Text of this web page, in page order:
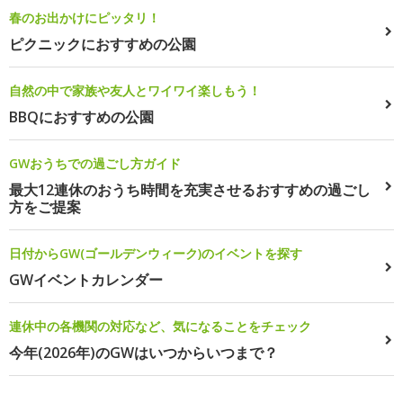
春のお出かけにピッタリ！
ピクニックにおすすめの公園
自然の中で家族や友人とワイワイ楽しもう！
BBQにおすすめの公園
GWおうちでの過ごし方ガイド
最大12連休のおうち時間を充実させるおすすめの過ごし
方をご提案
日付からGW(ゴールデンウィーク)のイベントを探す
GWイベントカレンダー
連休中の各機関の対応など、気になることをチェック
今年(2026年)のGWはいつからいつまで？